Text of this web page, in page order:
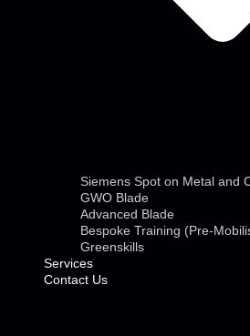
Siemens Spot on Metal and
GWO Blade
Advanced Blade
Bespoke Training (Pre-
Greenskills
Services
Contact Us